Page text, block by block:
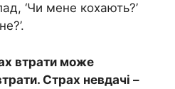
‘Чи мене кохають?’
втрати може
Страх невдачі –